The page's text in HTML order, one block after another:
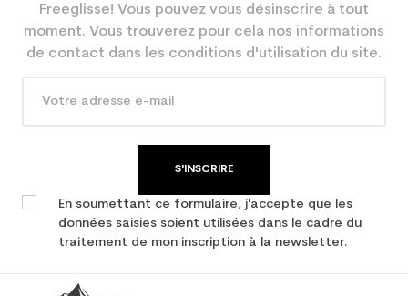
En achetant d'occasion :
Economie CO² (en kg)
3.9
Freeglisse! Vous pouvez vous désinscrire à tout
moment. Vous trouverez pour cela nos informations
de contact dans les conditions d'utilisation du site.
S'INSCRIRE
En soumettant ce formulaire, j'accepte que les
données saisies soient utilisées dans le cadre du
traitement de mon inscription à la newsletter.